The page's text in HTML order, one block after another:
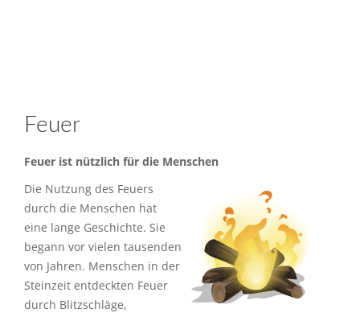
Feuer
Feuer ist nützlich für die Menschen
Die Nutzung des Feuers
durch die Menschen hat
eine lange Geschichte. Sie
begann vor vielen tausenden
von Jahren. Menschen in der
Steinzeit entdeckten Feuer
durch Blitzschläge,